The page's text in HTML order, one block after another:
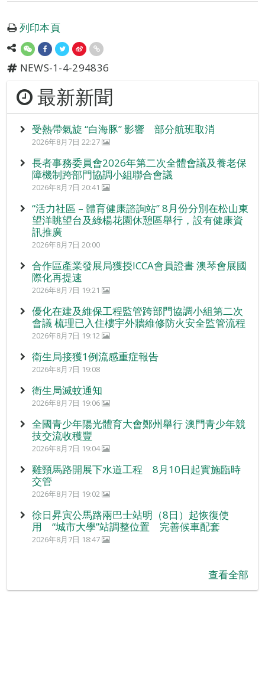
列印本頁
NEWS-1-4-294836
最新新聞
受熱帶氣旋 “白海豚” 影響 部分航班取消
2026年8月7日 22:27
長者事務委員會2026年第二次全體會議及養老保
障機制跨部門協調小組聯合會議
2026年8月7日 20:41
“活力社區 – 體育健康諮詢站” 8月份分別在松山東
望洋眺望台及綠楊花園休憩區舉行，設有健康資
訊推廣
2026年8月7日 20:00
合作區產業發展局獲授ICCA會員證書 澳琴會展國
際化再提速
2026年8月7日 19:21
優化在建及維保工程監管跨部門協調小組第二次
會議 梳理已入住樓宇外牆維修防火安全監管流程
2026年8月7日 19:12
衛生局接獲1例流感重症報告
2026年8月7日 19:08
衛生局滅蚊通知
2026年8月7日 19:06
全國青少年陽光體育大會鄭州舉行 澳門青少年競
技交流收穫豐
2026年8月7日 19:04
雞頸馬路開展下水道工程 8月10日起實施臨時
交管
2026年8月7日 19:02
徐日昇寅公馬路兩巴士站明（8日）起恢復使
用 “城市大學”站調整位置 完善候車配套
2026年8月7日 18:47
查看全部